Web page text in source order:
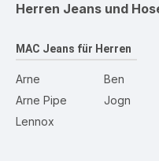
Herren Jeans und
MAC Jeans für Herren
Arne
Arne Pipe
Lennox
Ben
Jogn